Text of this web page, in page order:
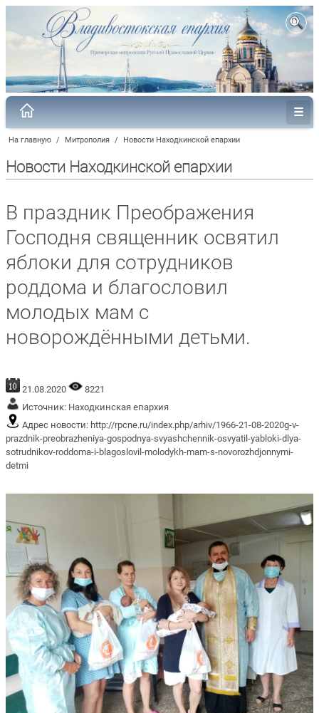
На главную / Митрополия / Новости Находкинской епархии
Новости Находкинской епархии
В праздник Преображения
Господня священник освятил
яблоки для сотрудников
роддома и благословил
молодых мам с
новорождёнными детьми.
21.08.2020
8221
Источник: Находкинская епархия
Адрес новости: http://rpcne.ru/index.php/arhiv/1966-21-08-2020g-v-
prazdnik-preobrazheniya-gospodnya-svyashchennik-osvyatil-yabloki-dlya-
sotrudnikov-roddoma-i-blagoslovil-molodykh-mam-s-novorozhdjonnymi-
detmi